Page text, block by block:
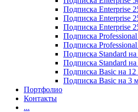
Подписка Enterprise
Подписка Enterprise
Подписка Enterprise
Подписка
Подписка
Подписка Standard на
Подписка Standard на
Подписка Basic на 12
Подписка Basic на 3
Портфолио
Контакты
...